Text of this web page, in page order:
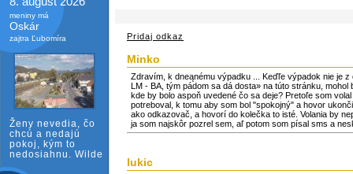
meniny má
Oskár
zajtra Ľubomíra
Ženy nevedia, čo
chcú a nedajú
pokoj, kým to
nedosiahnu. Wilde
Pridaj odkaz
Minko
Zdravím, k dneąnému výpadku ... Keďľe výpadok nie je
LM - BA, tým pádom sa dá dosta» na túto stránku,
kde by bolo aspoň uvedené čo sa deje? Pretoľe som
potreboval, k tomu aby som bol "spokojný" a hovor
ako odkazovač, a hovorí do kolečka to isté. Volania by
ja som najskôr pozrel sem, aľ potom som písal sms a
lukic